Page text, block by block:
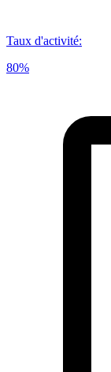
Taux d'activité:
80%